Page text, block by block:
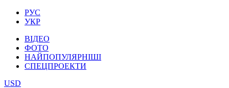
РУС
УКР
ВІДЕО
ФОТО
НАЙПОПУЛЯРНІШІ
СПЕЦПРОЕКТИ
USD